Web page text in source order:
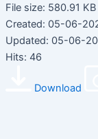
File size: 580.91 KB
Created: 05-06-
Updated: 05-06-
Hits: 46
Download